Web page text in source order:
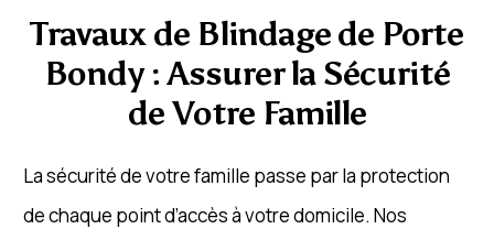
Travaux de Blindage de Porte
Bondy : Assurer la Sécurité
de Votre Famille
La sécurité de votre famille passe par la protection
de chaque point d’accès à votre domicile. Nos